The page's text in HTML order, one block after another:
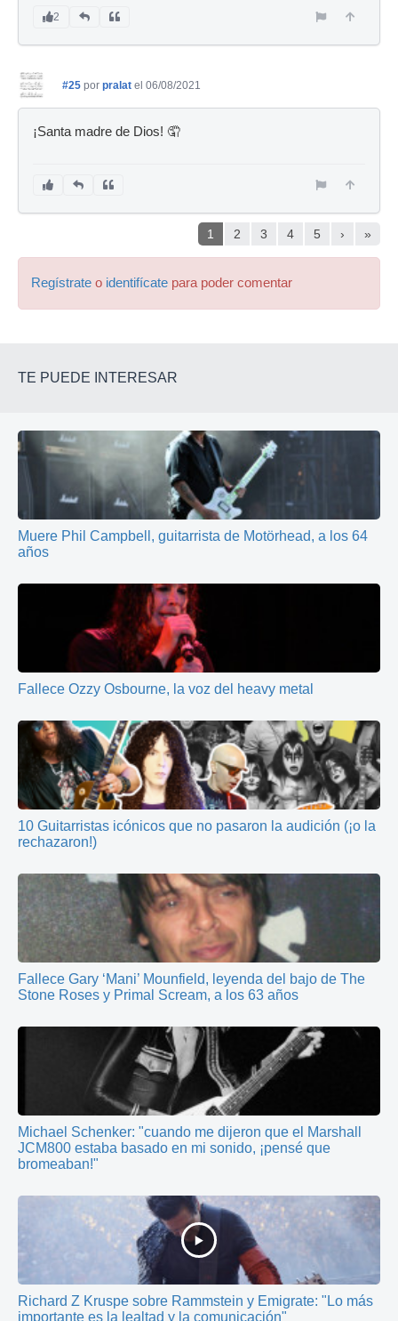
2
#25 por pralat el 06/08/2021
¡Santa madre de Dios! 🤦
1 2 3 4 5 › »
Regístrate o identifícate para poder comentar
TE PUEDE INTERESAR
Muere Phil Campbell, guitarrista de Motörhead, a los 64
años
Fallece Ozzy Osbourne, la voz del heavy metal
10 Guitarristas icónicos que no pasaron la audición (¡o la
rechazaron!)
Fallece Gary ‘Mani’ Mounfield, leyenda del bajo de The
Stone Roses y Primal Scream, a los 63 años
Michael Schenker: "cuando me dijeron que el Marshall
JCM800 estaba basado en mi sonido, ¡pensé que
bromeaban!"
Richard Z Kruspe sobre Rammstein y Emigrate: "Lo más
importante es la lealtad y la comunicación"